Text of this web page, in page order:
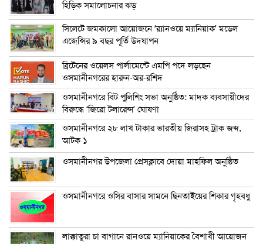
হিড়িক সমালোচনার ঝড়
সিলেটে জমকালো আয়োজনে ‘র‍্যানওয়ে ম্যানিয়াক’ মডেল
এজেন্সির ৯ বছর পূর্তি উদযাপন
ব্রিটেনের ওয়েলস পার্লামেন্টে এমপি পদে লড়ছেন
ওসমানীনগরের হারুন-অর-রশিদ
ওসমানীনগরে বিট পুলিশিং সভা অনুষ্ঠিত: মাদক ব্যবসায়ীদের
বিরুদ্ধে ‘জিরো টলারেন্স’ ঘোষণা
ওসমানীনগরে ২৮ লাখ টাকার ভারতীয় জিরাসহ ট্রাক জব্দ,
আটক ১
ওসমানীনগর উপজেলা প্রেসক্লাবে দোয়া মাহফিল অনুষ্ঠিত
ওসমানীনগরে ওসির বাসার সামনে ছিনতাইয়ের শিকার গৃহবধু
লাক্কাতুরা চা বাগানে রানওয়ে ম্যানিয়াকের বৈশাখী আয়োজন